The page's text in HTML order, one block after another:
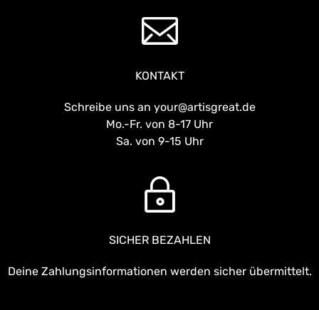
KONTAKT
Schreibe uns an your@artisgreat.de
Mo.-Fr. von 8-17 Uhr
Sa. von 9-15 Uhr
SICHER BEZAHLEN
Deine Zahlungsinformationen werden sicher übermittelt.